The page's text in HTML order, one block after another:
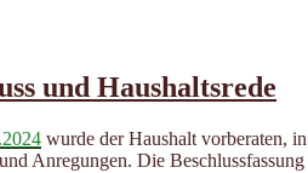
und Haushaltsrede
wurde der Haushalt vorberaten,
Anregungen. Die